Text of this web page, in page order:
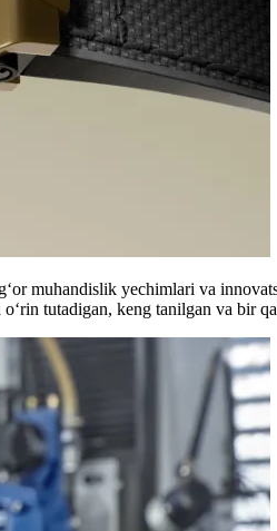
muhandislik yechimlari va
tutadigan, keng tanilgan va bir